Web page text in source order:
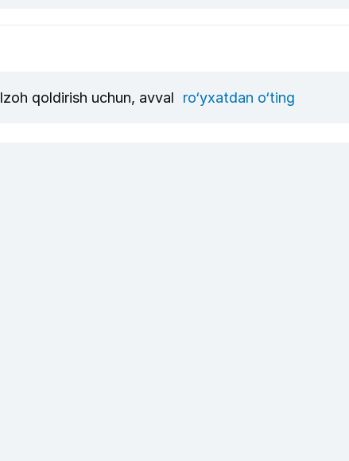
Izoh qoldirish uchun, avval ro‘yxatdan o‘ting